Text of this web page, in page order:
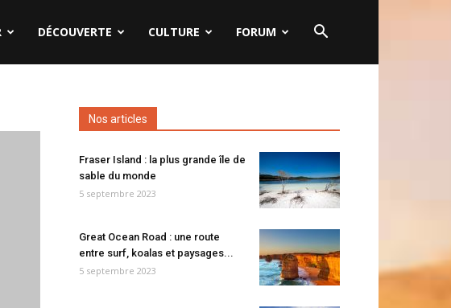
DÉCOUVERTE CULTURE FORUM
Nos articles
Fraser Island : la plus grande île de
sable du monde
5 septembre 2023
Great Ocean Road : une route
entre surf, koalas et paysages...
5 septembre 2023